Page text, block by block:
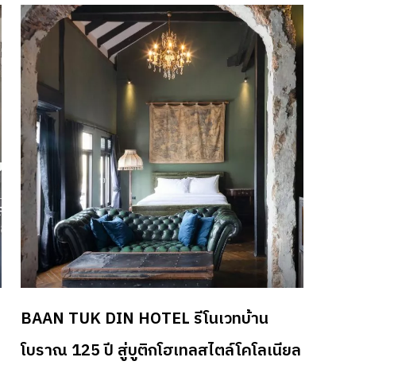
เดี่ยวออกแบบ: OAAS
https://www.baanlaesuan.com/323820/design/living/oaas-
lp18 2 บ้านเชียงใหม่ รีโนเวทแต่พอดี น้อยแต่มาก
ลงตัว แบบล้านนามินิมัล ออกแบบโดย: Studio Mai
Mai
https://www.baanlaesuan.com/323414/design/living/studiomaimai-
umong-house 3 รีโนเวทอพาร์ตเมนต์สู่บรรยากาศ
มิดเซนจูรี่โมเดิร์น ออกแบบ: Otello Studio
https://www.baanlaesuan.com/293491/design/living/apartment-
renovation 4 อยู่กับศิลป์ ในสตูดิโอกึ่งที่พักรีโนเวต
จากทาวน์โฮม ออกแบบ: Bangkok Tokyo
Architecture
nutdaohouse 5 รีโนเวตทาวน์โฮม ในเชียงใหม่ให้ขาว
ละมุน ออกแบบ: INLY STUDIO
BAAN TUK DIN HOTEL รีโนเวทบ้าน
โบราณ 125 ปี สู่บูติกโฮเทลสไตล์โคโลเนียล